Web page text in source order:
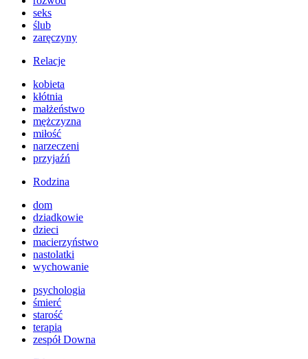
seks
ślub
zaręczyny
Relacje
kobieta
kłótnia
małżeństwo
mężczyzna
miłość
narzeczeni
przyjaźń
Rodzina
dom
dziadkowie
dzieci
macierzyństwo
nastolatki
wychowanie
psychologia
śmierć
starość
terapia
zespół Downa